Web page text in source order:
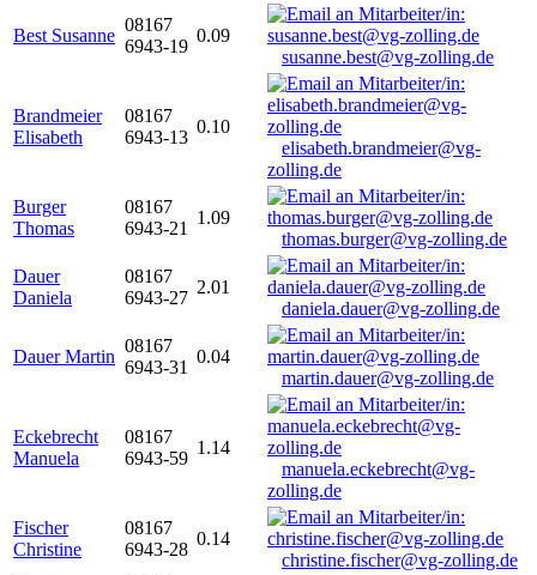
Best Susanne
08167
6943-19
0.09
susanne.best@vg-zolling.de
Brandmeier
Elisabeth
08167
6943-13
0.10
elisabeth.brandmeier@vg-
zolling.de
Burger
Thomas
08167
6943-21
1.09
thomas.burger@vg-zolling.de
Dauer
Daniela
08167
6943-27
2.01
daniela.dauer@vg-zolling.de
Dauer Martin
08167
6943-31
0.04
martin.dauer@vg-zolling.de
Eckebrecht
Manuela
08167
6943-59
1.14
manuela.eckebrecht@vg-
zolling.de
Fischer
Christine
08167
6943-28
0.14
christine.fischer@vg-zolling.de